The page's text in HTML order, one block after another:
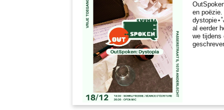
en
al eerder
we tijdens